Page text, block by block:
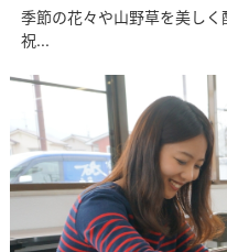
季節の花々や山野草を美しく
祝...